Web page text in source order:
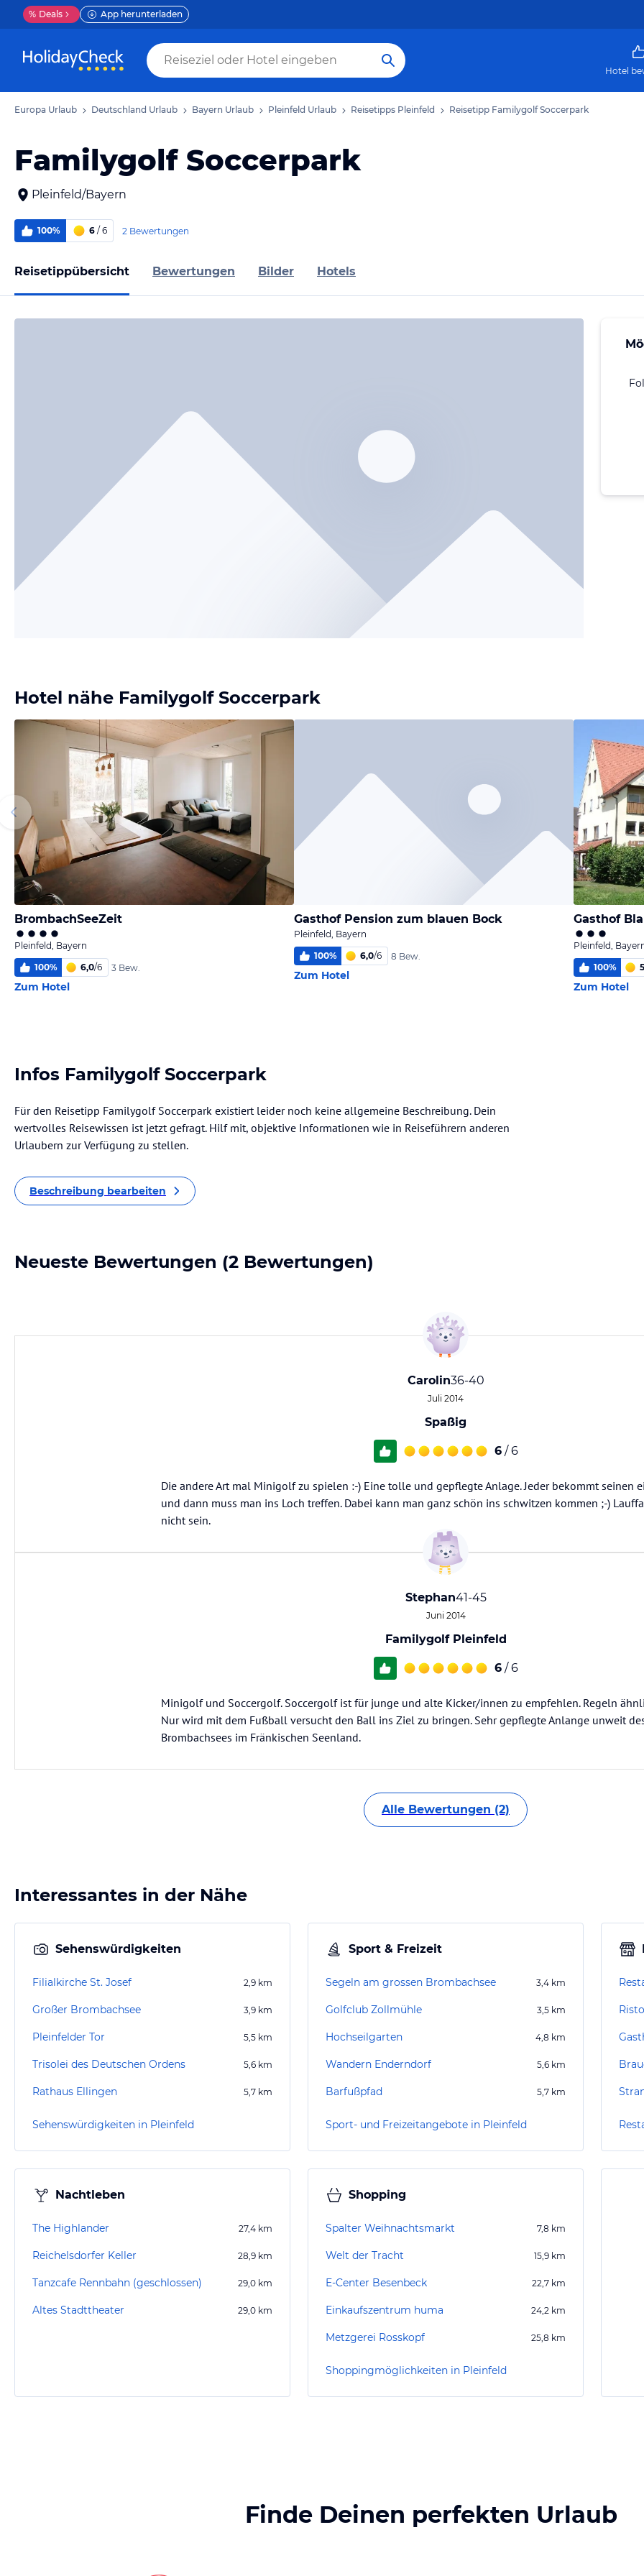
% Deals App herunterladen
Hotel
Europa Urlaub Deutschland Urlaub Bayern Urlaub Pleinfeld Urlaub Reisetipps Pleinfeld Reisetipp Familygolf Soccerpark
Familygolf Soccerpark
Pleinfeld/Bayern
100% 6 / 6 2 Bewertungen
Reisetippübersicht Bewertungen Bilder Hotels
Hotel nähe Familygolf Soccerpark
BrombachSeeZeit
Pleinfeld, Bayern
100% 6,0/6 3 Bew.
Zum Hotel
Gasthof Pension zum blauen Bock
Pleinfeld, Bayern
100% 6,0/6 8 Bew.
Zum Hotel
Gasthof
Pleinfeld,
100%
Zum Hotel
Infos Familygolf Soccerpark
Für den Reisetipp Familygolf Soccerpark existiert leider noch keine allgemeine Beschreibung. Dein
wertvolles Reisewissen ist jetzt gefragt. Hilf mit, objektive Informationen wie in Reiseführern anderen
Urlaubern zur Verfügung zu stellen.
Beschreibung bearbeiten
Neueste Bewertungen (2 Bewertungen)
Carolin36-40
Juli 2014
Spaßig
6 / 6
Die andere Art mal Minigolf zu spielen :-) Eine tolle und gepflegte Anlage. Jeder bekommt seinen
und dann muss man ins Loch treffen. Dabei kann man ganz schön ins schwitzen kommen ;-)
nicht sein.
Stephan41-45
Juni 2014
Familygolf Pleinfeld
6 / 6
Minigolf und Soccergolf. Soccergolf ist für junge und alte Kicker/innen zu empfehlen. Regeln
Nur wird mit dem Fußball versucht den Ball ins Ziel zu bringen. Sehr gepflegte Anlange unweit
Brombachsees im Fränkischen Seenland.
Alle Bewertungen (2)
Interessantes in der Nähe
Sehenswürdigkeiten
Filialkirche St. Josef 2,9 km
Großer Brombachsee 3,9 km
Pleinfelder Tor 5,5 km
Trisolei des Deutschen Ordens 5,6 km
Rathaus Ellingen 5,7 km
Sehenswürdigkeiten in Pleinfeld
Sport & Freizeit
Segeln am grossen Brombachsee 3,4 km
Golfclub Zollmühle 3,5 km
Hochseilgarten 4,8 km
Wandern Enderndorf 5,6 km
Barfußpfad 5,7 km
Sport- und Freizeitangebote in Pleinfeld
Nachtleben
The Highlander 27,4 km
Reichelsdorfer Keller 28,9 km
Tanzcafe Rennbahn (geschlossen) 29,0 km
Altes Stadttheater 29,0 km
Shopping
Spalter Weihnachtsmarkt 7,8 km
Welt der Tracht 15,9 km
E-Center Besenbeck 22,7 km
Einkaufszentrum huma 24,2 km
Metzgerei Rosskopf 25,8 km
Shoppingmöglichkeiten in Pleinfeld
Finde Deinen perfekten Urlaub